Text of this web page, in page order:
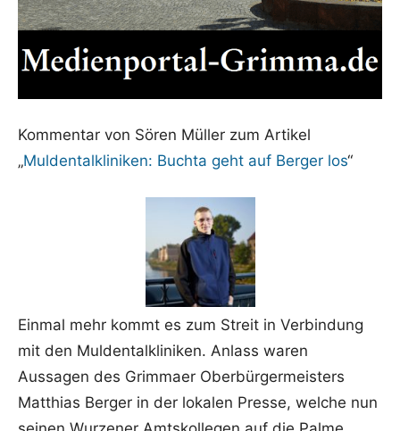
Kommentar von Sören Müller zum Artikel
„Muldentalkliniken: Buchta geht auf Berger los“
Einmal mehr kommt es zum Streit in Verbindung
mit den Muldentalkliniken. Anlass waren
Aussagen des Grimmaer Oberbürgermeisters
Matthias Berger in der lokalen Presse, welche nun